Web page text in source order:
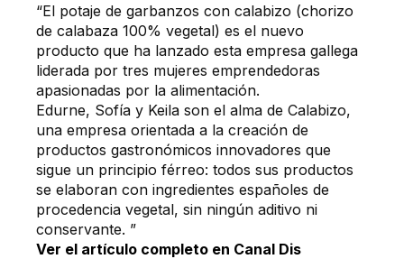
“El potaje de garbanzos con calabizo (chorizo
de calabaza 100% vegetal) es el nuevo
producto que ha lanzado esta empresa gallega
liderada por tres mujeres emprendedoras
apasionadas por la alimentación.
Edurne, Sofía y Keila son el alma de Calabizo,
una empresa orientada a la creación de
productos gastronómicos innovadores que
sigue un principio férreo: todos sus productos
se elaboran con ingredientes españoles de
procedencia vegetal, sin ningún aditivo ni
conservante. ”
Ver el artículo completo en Canal Dis